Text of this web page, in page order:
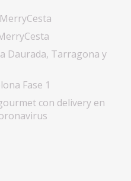
Daurada, Tarragona y
Fase 1
con delivery en